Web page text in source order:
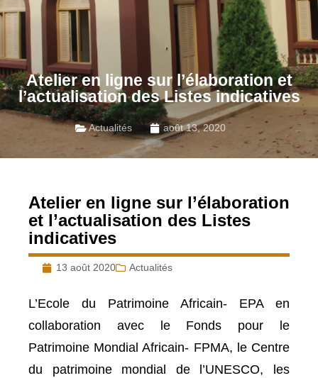
Atelier en ligne sur l’élaboration et
l’actualisation des Listes indicatives
Actualités août 13, 2020
Atelier en ligne sur l’élaboration
et l’actualisation des Listes
indicatives
13 août 2020 Actualités
L’Ecole du Patrimoine Africain- EPA en
collaboration avec le Fonds pour le
Patrimoine Mondial Africain- FPMA, le Centre
du patrimoine mondial de l’UNESCO, les